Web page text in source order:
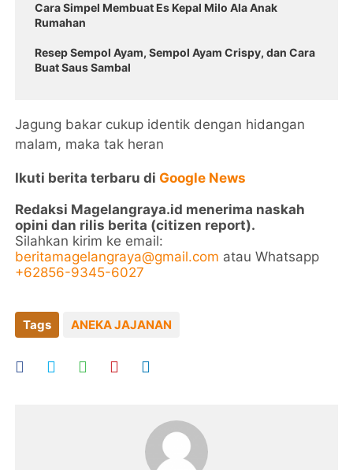
Cara Simpel Membuat Es Kepal Milo Ala Anak
Rumahan
Resep Sempol Ayam, Sempol Ayam Crispy, dan Cara
Buat Saus Sambal
Jagung bakar cukup identik dengan hidangan
malam, maka tak heran
Ikuti berita terbaru diGoogle News
Redaksi Magelangraya.id menerima naskah
opini dan rilis berita (citizen report).
Silahkan kirim ke email:
beritamagelangraya@gmail.com atau Whatsapp
+62856-9345-6027
Tags ANEKA JAJANAN